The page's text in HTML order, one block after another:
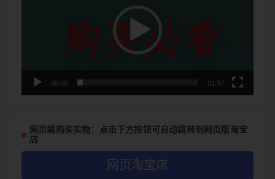
00:00 01:37
网页端购买实物：点击下方按钮可自动跳转到网页版淘宝
店
网页淘宝店